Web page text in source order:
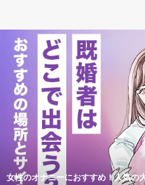
女性のオナニーにおすすめ！人気の